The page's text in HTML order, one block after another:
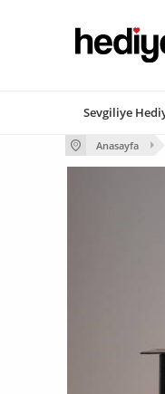
Sevgiliye
Anasayfa